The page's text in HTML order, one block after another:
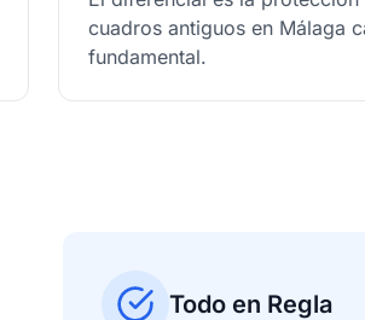
cuadros antiguos en Málaga
fundamental.
Todo en Regla